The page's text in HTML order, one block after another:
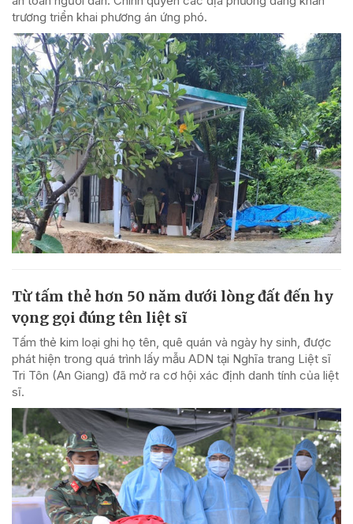
trương triển khai phương án ứng phó.
Từ tấm thẻ hơn 50 năm dưới lòng đất đến hy
vọng gọi đúng tên liệt sĩ
Tấm thẻ kim loại ghi họ tên, quê quán và ngày hy sinh, được
phát hiện trong quá trình lấy mẫu ADN tại Nghĩa trang Liệt sĩ
Tri Tôn (An Giang) đã mở ra cơ hội xác định danh tính của liệt
sĩ.